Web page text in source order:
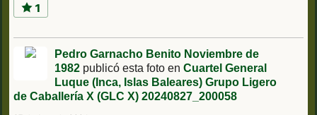
1
Pedro Garnacho Benito Noviembre de
1982 publicó esta foto en Cuartel General
Luque (Inca, Islas Baleares) Grupo Ligero
de Caballería X (GLC X) 20240827_200058